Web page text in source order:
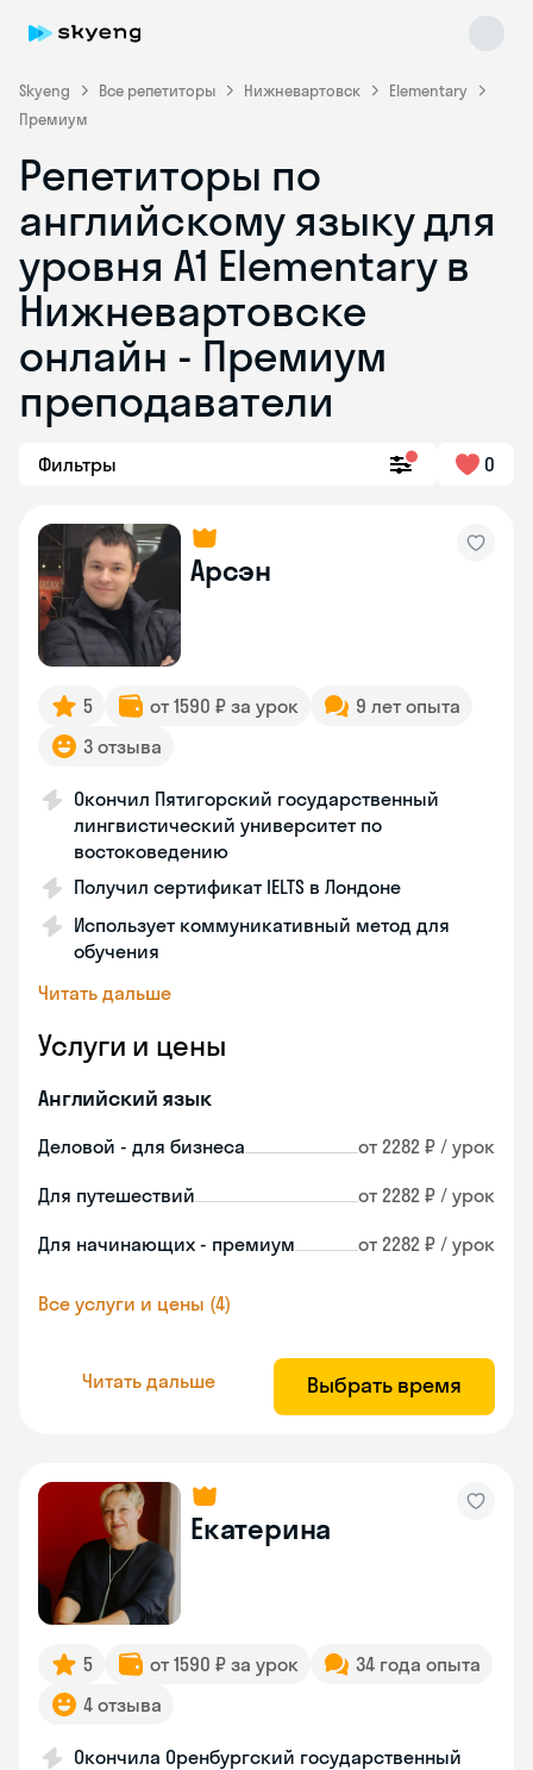
Skyeng Все репетиторы Нижневартовск
Elementary
Премиум
Репетиторы по
английскому языку для
уровня A1 Elementary в
Нижневартовске
онлайн - Премиум
преподаватели
Фильтры 0
Арсэн
5 от 1590 ₽ за урок
9 лет опыта
3 отзыва
Окончил Пятигорский государственный
лингвистический университет по
востоковедению
Получил сертификат IELTS в Лондоне
Использует коммуникативный метод для
обучения
Читать дальше
Услуги и цены
Английский язык
Деловой - для бизнеса от 2282 ₽ / урок
Для путешествий от 2282 ₽ / урок
Для начинающих - премиум от 2282 ₽ / урок
Все услуги и цены (4)
Читать дальше Выбрать время
Екатерина
5 от 1590 ₽ за урок
34 года опыта
4 отзыва
Окончила Оренбургский государственный
Skyeng Chat